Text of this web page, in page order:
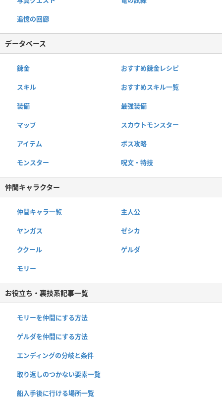
追憶の回廊
データベース
錬金 おすすめ錬金レシピ
スキル おすすめスキル一覧
装備 最強装備
マップ スカウトモンスター
アイテム ボス攻略
モンスター 呪文・特技
仲間キャラクター
仲間キャラ一覧 主人公
ヤンガス ゼシカ
ククール ゲルダ
モリー
お役立ち・裏技系記事一覧
モリーを仲間にする方法
ゲルダを仲間にする方法
エンディングの分岐と条件
取り返しのつかない要素一覧
船入手後に行ける場所一覧